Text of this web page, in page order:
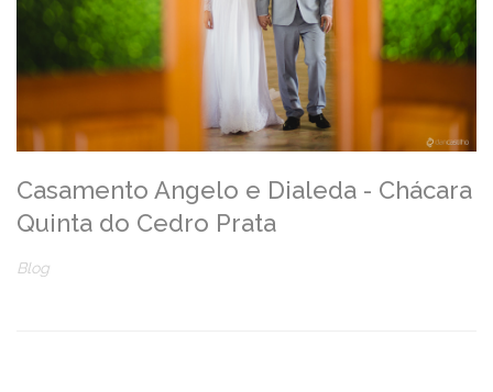
Casamento Angelo e Dialeda - Chácara
Quinta do Cedro Prata
Blog